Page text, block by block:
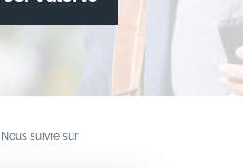
Nous suivre sur